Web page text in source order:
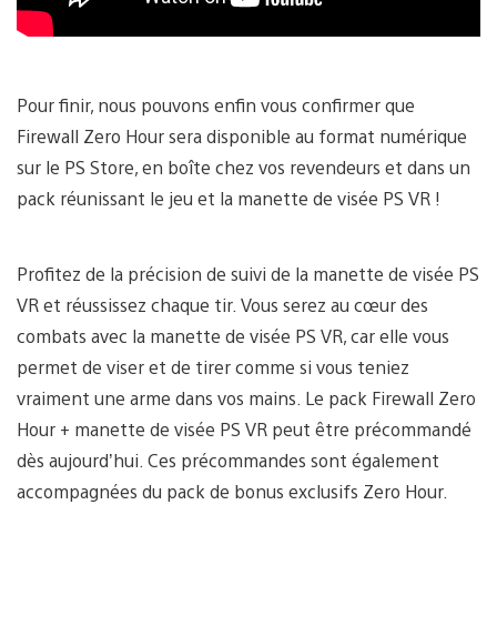
Pour finir, nous pouvons enfin vous confirmer que
Firewall Zero Hour sera disponible au format numérique
sur le PS Store, en boîte chez vos revendeurs et dans un
pack réunissant le jeu et la manette de visée PS VR !
Profitez de la précision de suivi de la manette de visée PS
VR et réussissez chaque tir. Vous serez au cœur des
combats avec la manette de visée PS VR, car elle vous
permet de viser et de tirer comme si vous teniez
vraiment une arme dans vos mains. Le pack Firewall Zero
Hour + manette de visée PS VR peut être précommandé
dès aujourd’hui. Ces précommandes sont également
accompagnées du pack de bonus exclusifs Zero Hour.